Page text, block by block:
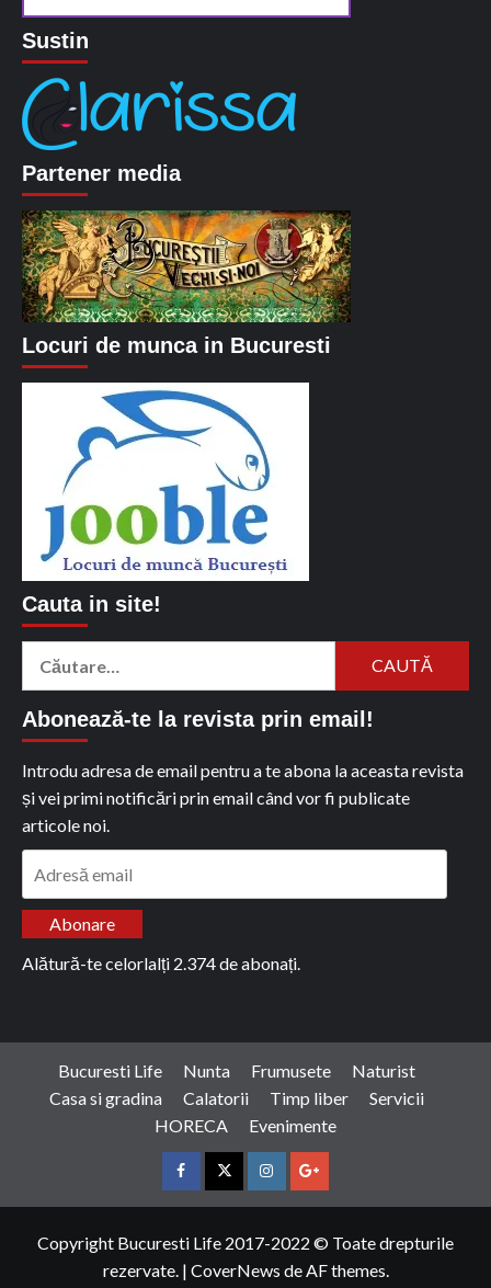
Sustin
Partener media
Locuri de munca in Bucuresti
Cauta in site!
Abonează-te la revista prin email!
Introdu adresa de email pentru a te abona la aceasta revista
și vei primi notificări prin email când vor fi publicate
articole noi.
Abonare
Alătură-te celorlalți 2.374 de abonați.
Bucuresti Life Nunta Frumusete
Naturist
Casa si gradina
Calatorii Timp liber
Servicii
HORECA
Evenimente
FacebookTwitterInstagramGoogle
Copyright Bucuresti Life 2017-2022 © Toate drepturile
rezervate. | CoverNews de AF themes.